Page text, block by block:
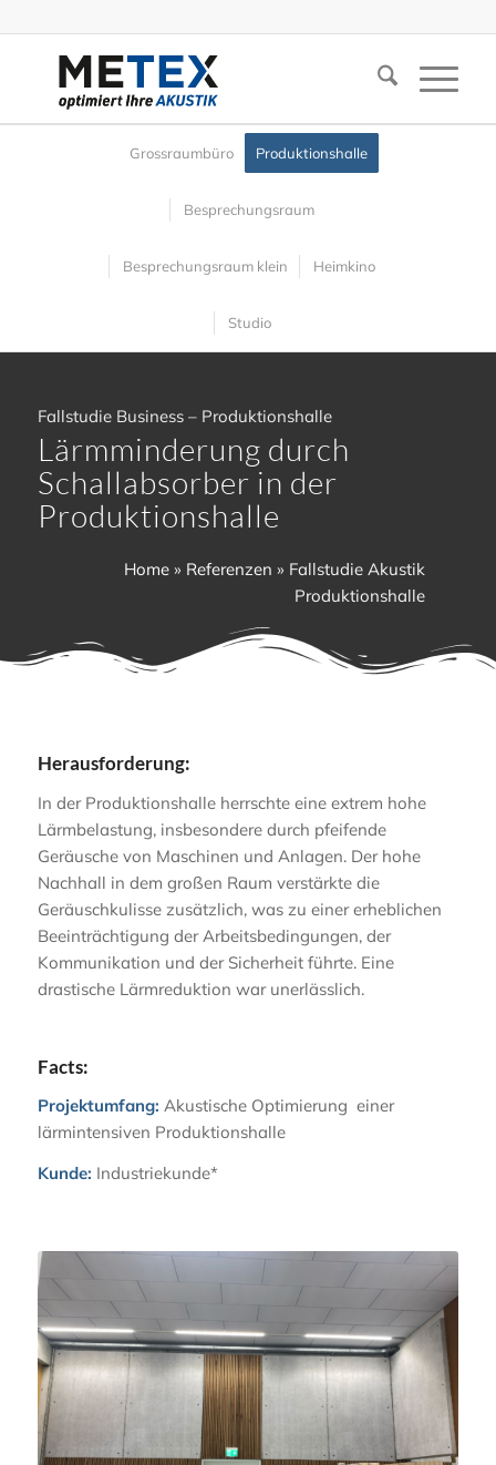
Grossraumbüro Produktionshalle
Besprechungsraum
Besprechungsraum klein Heimkino
Studio
Fallstudie Business – Produktionshalle
Lärmminderung durch
Schallabsorber in der
Produktionshalle
Home » Referenzen » Fallstudie Akustik
Produktionshalle
Herausforderung:
In der Produktionshalle herrschte eine extrem hohe
Lärmbelastung, insbesondere durch pfeifende
Geräusche von Maschinen und Anlagen. Der hohe
Nachhall in dem großen Raum verstärkte die
Geräuschkulisse zusätzlich, was zu einer erheblichen
Beeinträchtigung der Arbeitsbedingungen, der
Kommunikation und der Sicherheit führte. Eine
drastische Lärmreduktion war unerlässlich.
Facts:
Projektumfang: Akustische Optimierung einer
lärmintensiven Produktionshalle
Kunde: Industriekunde*